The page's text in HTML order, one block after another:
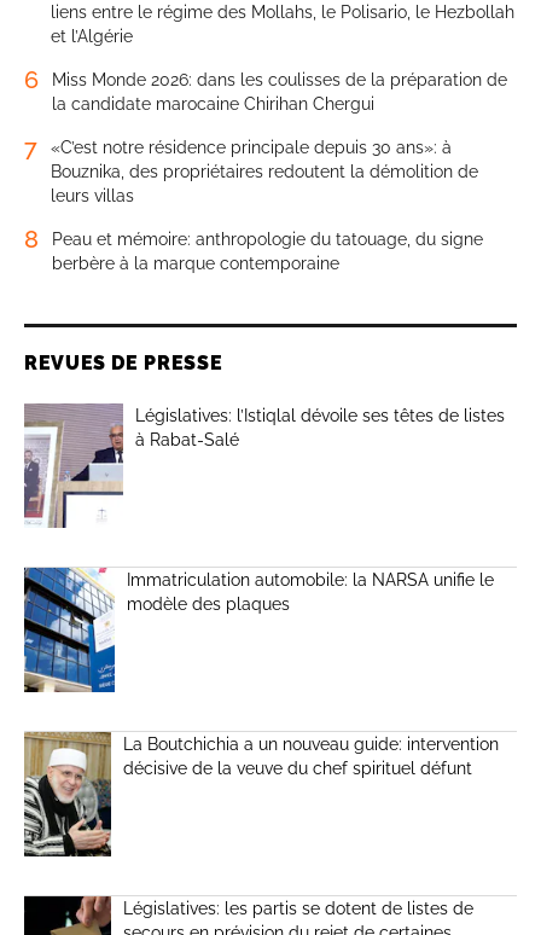
liens entre le régime des Mollahs, le Polisario, le Hezbollah
et l’Algérie
6
Miss Monde 2026: dans les coulisses de la préparation de
la candidate marocaine Chirihan Chergui
7
«C’est notre résidence principale depuis 30 ans»: à
Bouznika, des propriétaires redoutent la démolition de
leurs villas
8
Peau et mémoire: anthropologie du tatouage, du signe
berbère à la marque contemporaine
REVUES DE PRESSE
Législatives: l’Istiqlal dévoile ses têtes de listes
à Rabat-Salé
Immatriculation automobile: la NARSA unifie le
modèle des plaques
La Boutchichia a un nouveau guide: intervention
décisive de la veuve du chef spirituel défunt
Législatives: les partis se dotent de listes de